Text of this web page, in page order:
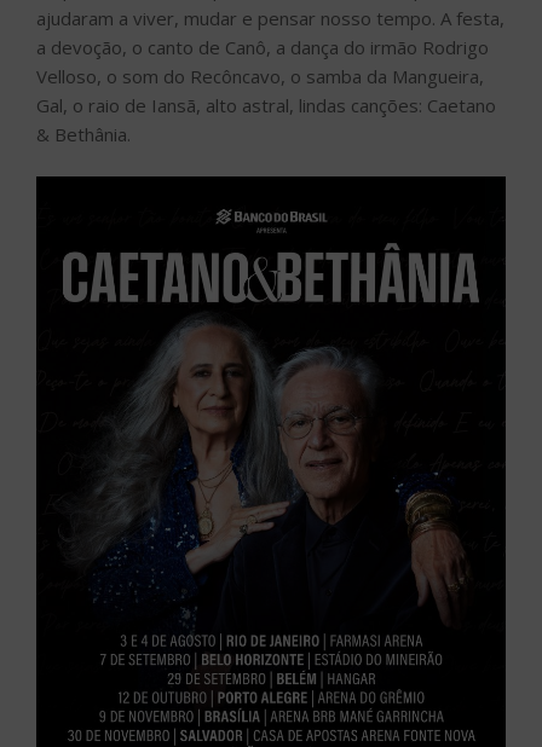
ajudaram a viver, mudar e pensar nosso tempo. A festa,
a devoção, o canto de Canô, a dança do irmão Rodrigo
Velloso, o som do Recôncavo, o samba da Mangueira,
Gal, o raio de Iansã, alto astral, lindas canções: Caetano
& Bethânia.